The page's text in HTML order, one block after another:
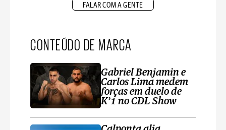
FALAR COM A GENTE
CONTEÚDO DE MARCA
Gabriel Benjamin e
Carlos Lima medem
forças em duelo de
K’1 no CDL Show